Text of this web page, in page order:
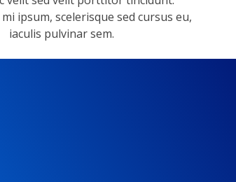
ipsum, scelerisque sed cursus eu,
iaculis pulvinar sem.